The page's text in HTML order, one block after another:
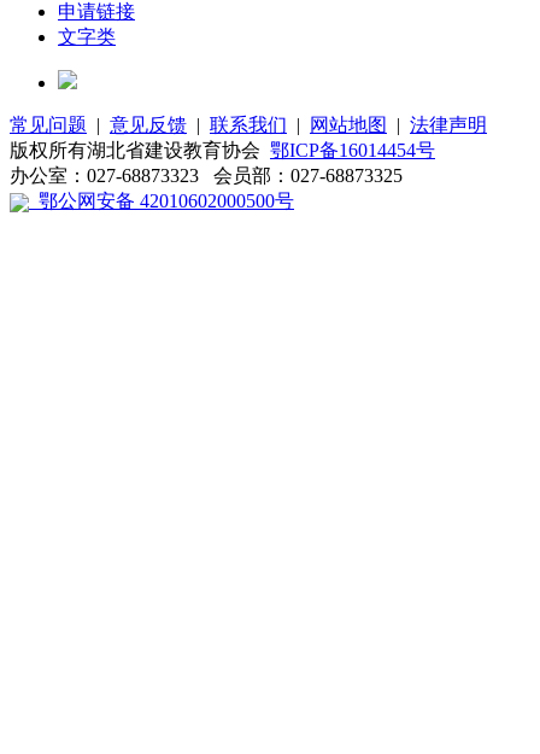
申请链接
文字类
常见问题 | 意见反馈 | 联系我们 | 网站地图 | 法律声明
版权所有湖北省建设教育协会 鄂ICP备16014454号
办公室：027-68873323 会员部：027-68873325
鄂公网安备 42010602000500号